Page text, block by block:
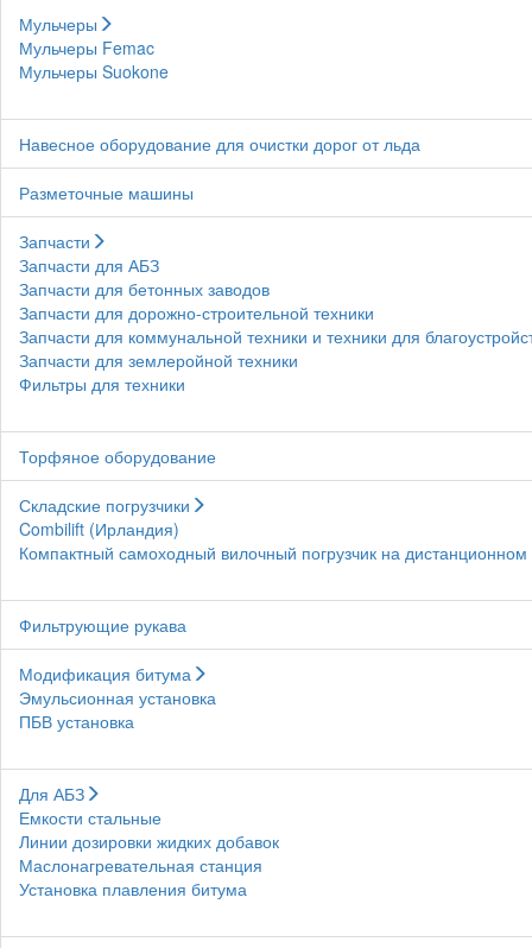
Мульчеры
Мульчеры Femac
Мульчеры Suokone
Навесное оборудование для очистки дорог от льда
Разметочные машины
Запчасти
Запчасти для АБЗ
Запчасти для бетонных заводов
Запчасти для дорожно-строительной техники
Запчасти для коммунальной техники и техники для
Запчасти для землеройной техники
Фильтры для техники
Торфяное оборудование
Складские погрузчики
Combilift (Ирландия)
Компактный самоходный вилочный погрузчик на
Фильтрующие рукава
Модификация битума
Эмульсионная установка
ПБВ установка
Для АБЗ
Емкости стальные
Линии дозировки жидких добавок
Маслонагревательная станция
Установка плавления битума